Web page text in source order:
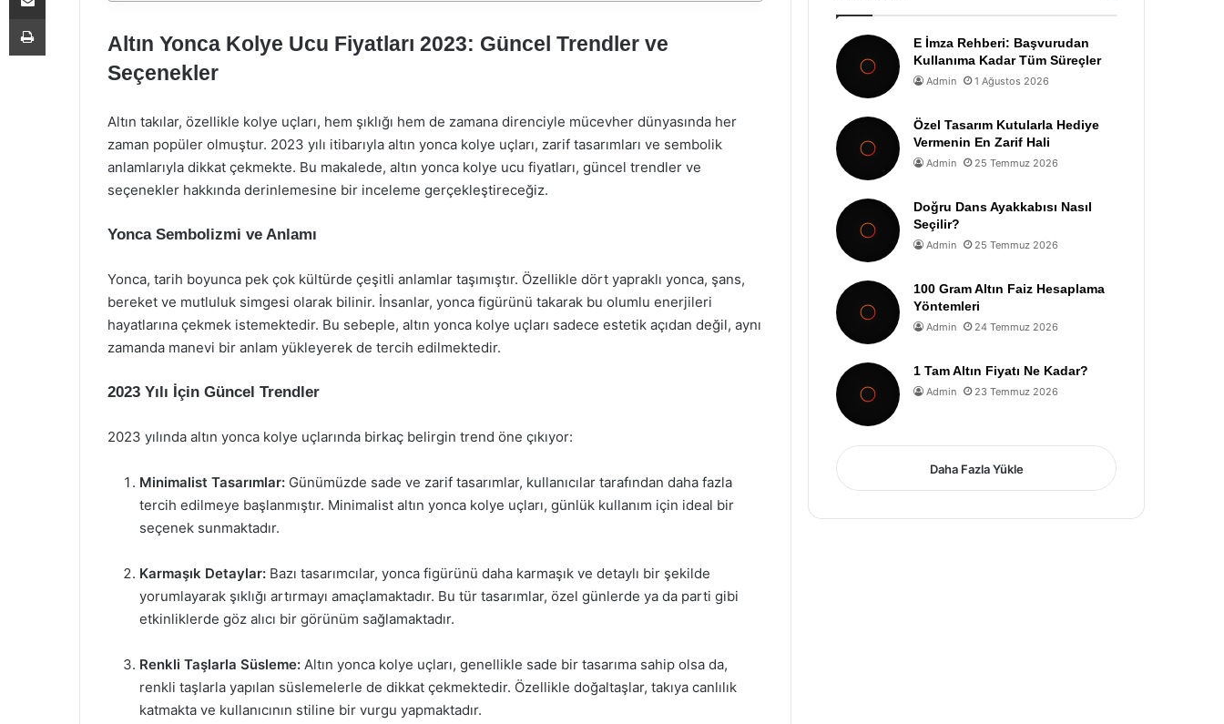
Altın Yonca Kolye Ucu Fiyatları 2023: Güncel Trendler ve
Seçenekler
Altın takılar, özellikle kolye uçları, hem şıklığı hem de zamana direnciyle mücevher dünyasında her
zaman popüler olmuştur. 2023 yılı itibarıyla altın yonca kolye uçları, zarif tasarımları ve sembolik
anlamlarıyla dikkat çekmekte. Bu makalede, altın yonca kolye ucu fiyatları, güncel trendler ve
seçenekler hakkında derinlemesine bir inceleme gerçekleştireceğiz.
Yonca Sembolizmi ve Anlamı
Yonca, tarih boyunca pek çok kültürde çeşitli anlamlar taşımıştır. Özellikle dört yapraklı yonca, şans,
bereket ve mutluluk simgesi olarak bilinir. İnsanlar, yonca figürünü takarak bu olumlu enerjileri
hayatlarına çekmek istemektedir. Bu sebeple, altın yonca kolye uçları sadece estetik açıdan değil, aynı
zamanda manevi bir anlam yükleyerek de tercih edilmektedir.
2023 Yılı İçin Güncel Trendler
2023 yılında altın yonca kolye uçlarında birkaç belirgin trend öne çıkıyor:
Minimalist Tasarımlar: Günümüzde sade ve zarif tasarımlar, kullanıcılar tarafından daha fazla
tercih edilmeye başlanmıştır. Minimalist altın yonca kolye uçları, günlük kullanım için ideal bir
seçenek sunmaktadır.
Karmaşık Detaylar: Bazı tasarımcılar, yonca figürünü daha karmaşık ve detaylı bir şekilde
yorumlayarak şıklığı artırmayı amaçlamaktadır. Bu tür tasarımlar, özel günlerde ya da parti gibi
etkinliklerde göz alıcı bir görünüm sağlamaktadır.
Renkli Taşlarla Süsleme: Altın yonca kolye uçları, genellikle sade bir tasarıma sahip olsa da,
renkli taşlarla yapılan süslemelerle de dikkat çekmektedir. Özellikle doğaltaşlar, takıya canlılık
katmakta ve kullanıcının stiline bir vurgu yapmaktadır.
E İmza Rehberi: Başvurudan
Kullanıma Kadar Tüm Süreçler
Admin 1 Ağustos 2026
Özel Tasarım Kutularla Hediye
Vermenin En Zarif Hali
Admin 25 Temmuz 2026
Doğru Dans Ayakkabısı Nasıl
Seçilir?
Admin 25 Temmuz 2026
100 Gram Altın Faiz Hesaplama
Yöntemleri
Admin 24 Temmuz 2026
1 Tam Altın Fiyatı Ne Kadar?
Admin 23 Temmuz 2026
Daha Fazla Yükle